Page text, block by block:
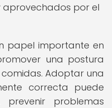
aprovechados por el
papel importante en
una postura
Adoptar una
correcta puede
problemas